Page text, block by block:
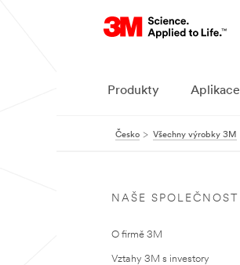
Produkty Aplikace
Česko Všechny výrobky 3M
NAŠE SPOLEČNOST
O firmě 3M
Vztahy 3M s investory